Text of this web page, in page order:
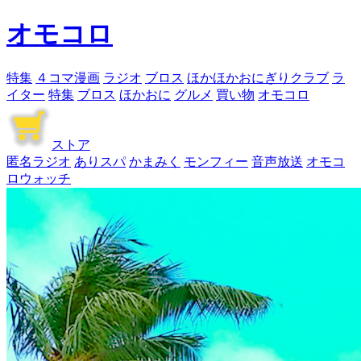
オモコロ
特集 ４コマ漫画 ラジオ ブロス ほかほかおにぎりクラブ ラ
イター 特集 ブロス ほかおに グルメ 買い物 オモコロ
ストア
匿名ラジオ ありスパ かまみく モンフィー 音声放送 オモコ
ロウォッチ